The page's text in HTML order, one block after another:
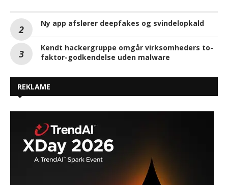
Ny app afslører deepfakes og svindelopkald
Kendt hackergruppe omgår virksomheders to-
faktor-godkendelse uden malware
REKLAME